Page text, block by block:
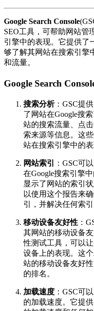
Google Search Console
SEO工具，可帮助网站管
引擎中的表现。它提供了
够了解其网站在搜索引擎
和流量。
Google Search
搜索分析：GSC提
了网站在Google搜
站的搜索流量、点
索来源等信息。这
站在搜索引擎中的
网站索引
：GSC可
在Google搜索引擎
显示了网站的索引
以使用这个报告来
引，并解决任何索引
移动设备友好性 ：
其网站的移动设备
性测试工具，可以
设备上的表现。这
站的移动设备友好
的排名。
加载速度 ：GSC可
的加载速度。它提